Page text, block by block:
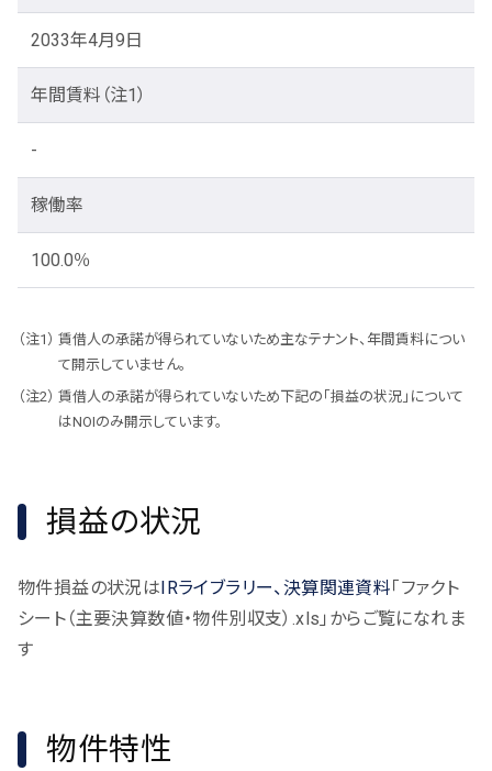
2033年4月9日
年間賃料 （注1）
-
稼働率
100.0％
賃借人の承諾が得られていないため主なテナント、年間賃料につい
て開示していません。
賃借人の承諾が得られていないため下記の「損益の状況」について
はNOIのみ開示しています。
損益の状況
物件損益の状況はIRライブラリー、決算関連資料「ファクト
シート（主要決算数値・物件別収支）.xls」からご覧になれま
す
物件特性